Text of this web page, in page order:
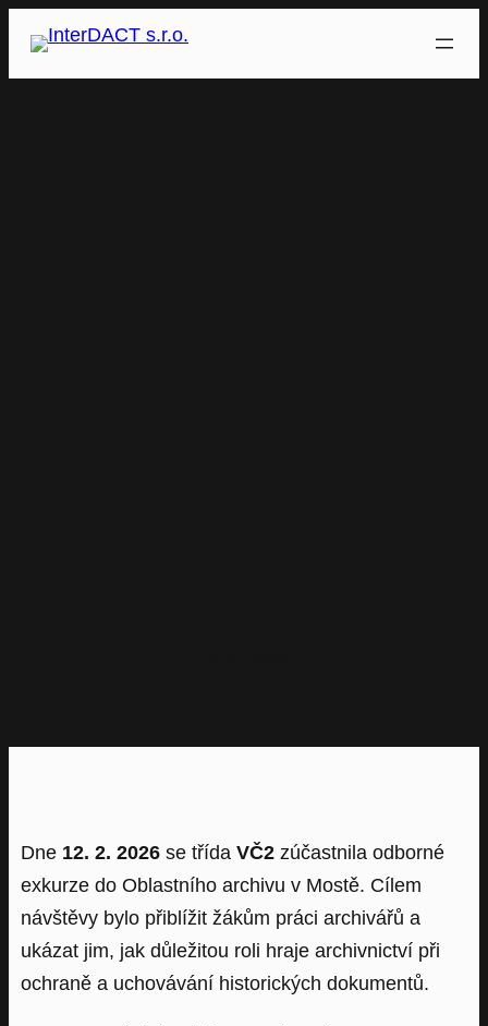
Přeskočit
Dne 12. 2. 2026se třída VČ2zúčastnila odborné
exkurze do Oblastního archivu v Mostě. Cílem
návštěvy bylo přiblížit žákům práci archivářů a
ukázat jim, jak důležitou roli hraje archivnictví při
ochraně a uchovávání historických dokumentů.